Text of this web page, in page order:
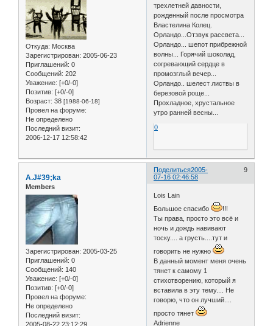
Откуда: Москва
Зарегистрирован: 2005-06-23
Приглашений: 0
Сообщений: 202
Уважение: [+0/-0]
Позитив: [+0/-0]
Возраст: 38 [1988-06-18]
Провел на форуме:
Не определено
Последний визит:
2006-12-17 12:58:42
трехлетней давности,
рожденный после просмотра
Властелина Колец.
Орландо...Отзвук рассвета...
Орландо... шепот прибрежной
волны... Горячий шоколад,
согревающий сердце в
промозглый вечер...
Орландо.. шелест листвы в
березовой роще...
Прохладное, хрустальное
утро ранней весны...
0
Поделиться 9
2005-
07-16 02:46:58
A.J#39;ka
Members
Зарегистрирован: 2005-03-25
Приглашений: 0
Сообщений: 140
Уважение: [+0/-0]
Позитив: [+0/-0]
Провел на форуме:
Не определено
Последний визит:
2005-08-22 23:12:29
Lois Lain
Большое спасибо
!!!
Ты права, просто это всё и
ночь и дождь навивают
тоску.... а грусть....тут и
говорить не нужно
В данный момент меня очень
тянет к самому 1
стихотворению, который я
вставила в эту тему.... Не
говорю, что он лучший....
просто тянет
Adrienne